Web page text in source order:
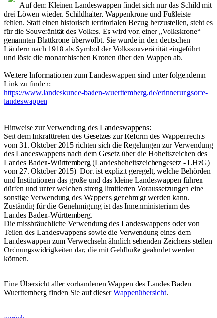
Auf dem Kleinen Landeswappen findet sich nur das Schild mit
drei Löwen wieder. Schildhalter, Wappenkrone und Fußleiste
fehlen. Statt einen historisch territorialen Bezug herzustellen, steht es
für die Souveränität des Volkes. Es wird von einer „Volkskrone“
genannten Blattkrone überwölbt. Sie wurde in den deutschen
Ländern nach 1918 als Symbol der Volkssouveränität eingeführt
und löste die monarchischen Kronen über den Wappen ab.
Weitere Informationen zum Landeswappen sind unter folgendemn
Link zu finden:
https://www.landeskunde-baden-wuerttemberg.de/erinnerungsorte-
landeswappen
Hinweise zur Verwendung des Landeswappens:
Seit dem Inkrafttreten des Gesetzes zur Reform des Wappenrechts
vom 31. Oktober 2015 richten sich die Regelungen zur Verwendung
des Landeswappens nach dem Gesetz über die Hoheitszeichen des
Landes Baden-Württemberg (Landeshoheitszeichengesetz - LHzG)
vom 27. Oktober 2015). Dort ist explizit geregelt, welche Behörden
und Institutionen das große und das kleine Landeswappen führen
dürfen und unter welchen streng limitierten Voraussetzungen eine
sonstige Verwendung des Wappens genehmigt werden kann.
Zuständig für die Genehmigung ist das Innenministerium des
Landes Baden-Württemberg.
Die missbräuchliche Verwendung des Landeswappens oder von
Teilen des Landeswappens sowie die Verwendung eines dem
Landeswappen zum Verwechseln ähnlich sehenden Zeichens stellen
Ordnungswidrigkeiten dar, die mit Geldbuße geahndet werden
können.
Eine Übersicht aller vorhandenen Wappen des Landes Baden-
Wuerttemberg finden Sie auf dieserWappenübersicht.